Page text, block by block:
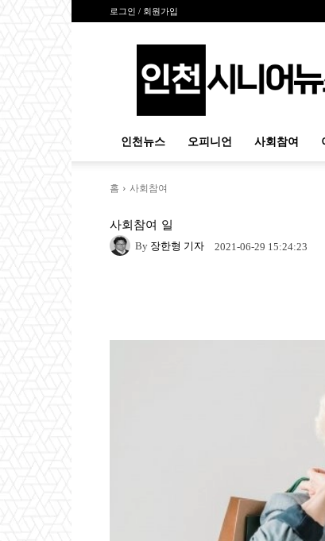
로그인 / 회원가입
시
인천뉴스 오피니언 사회참여
홈 사회참여
사회참여 일
By 장한형 기자 2021-06-29 15:24:23